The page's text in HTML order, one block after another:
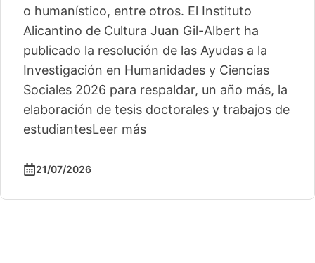
o humanístico, entre otros. El Instituto
Alicantino de Cultura Juan Gil-Albert ha
publicado la resolución de las Ayudas a la
Investigación en Humanidades y Ciencias
Sociales 2026 para respaldar, un año más, la
elaboración de tesis doctorales y trabajos de
estudiantesLeer más
21/07/2026